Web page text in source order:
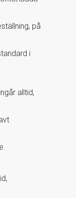
på
i
alltid,